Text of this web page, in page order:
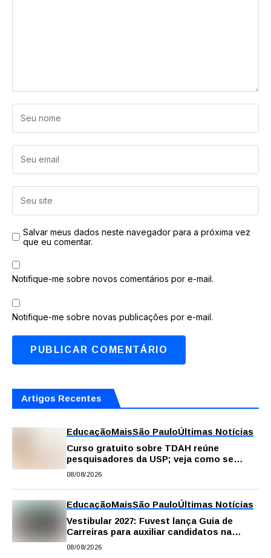
Salvar meus dados neste navegador para a próxima vez
que eu comentar.
Notifique-me sobre novos comentários por e-mail.
Notifique-me sobre novas publicações por e-mail.
Artigos Recentes
EducaçãoMaisSão PauloÚltimas Notícias
Curso gratuito sobre TDAH reúne
pesquisadores da USP; veja como se
inscrever
08/08/2026
EducaçãoMaisSão PauloÚltimas Notícias
Vestibular 2027: Fuvest lança Guia de
Carreiras para auxiliar candidatos na
escolha da profissão
08/08/2026